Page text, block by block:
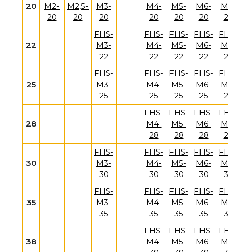
20
M2-
20
M2,5-
20
M3-
20
M4-
20
M5-
20
M6-
20
22
FHS-
M3-
22
FHS-
M4-
22
FHS-
M5-
22
FHS-
M6-
22
25
FHS-
M3-
25
FHS-
M4-
25
FHS-
M5-
25
FHS-
M6-
25
28
FHS-
M4-
28
FHS-
M5-
28
FHS-
M6-
28
30
FHS-
M3-
30
FHS-
M4-
30
FHS-
M5-
30
FHS-
M6-
30
35
FHS-
M3-
35
FHS-
M4-
35
FHS-
M5-
35
FHS-
M6-
35
38
FHS-
M4-
FHS-
M5-
FHS-
M6-